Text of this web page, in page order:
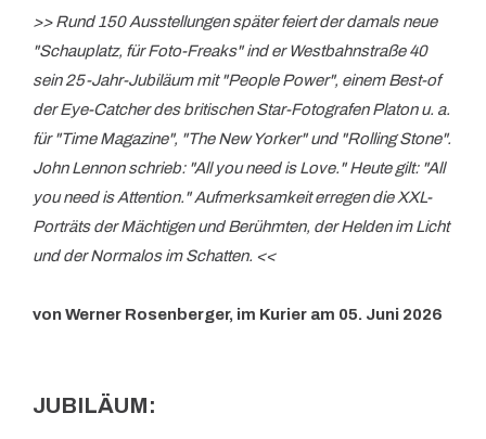
>> Rund 150 Ausstellungen später feiert der damals neue
"Schauplatz, für Foto-Freaks" ind er Westbahnstraße 40
sein 25-Jahr-Jubiläum mit "People Power", einem Best-of
der Eye-Catcher des britischen Star-Fotografen Platon u. a.
für "Time Magazine", "The New Yorker" und "Rolling Stone".
John Lennon schrieb: "All you need is Love." Heute gilt: "All
you need is Attention." Aufmerksamkeit erregen die XXL-
Porträts der Mächtigen und Berühmten, der Helden im Licht
und der Normalos im Schatten. <<
von Werner Rosenberger, im Kurier am 05. Juni 2026
JUBILÄUM: